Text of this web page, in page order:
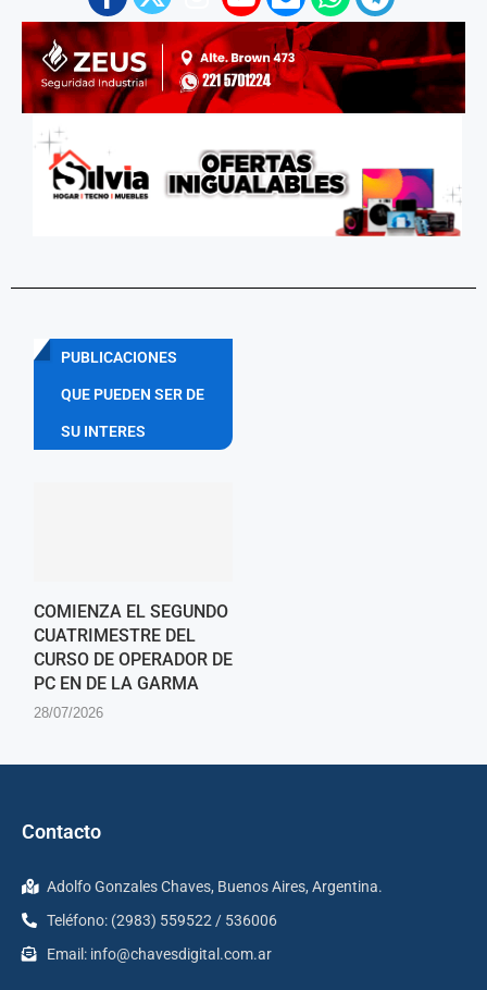
PUBLICACIONES
QUE PUEDEN SER DE
SU INTERES
COMIENZA EL SEGUNDO
CUATRIMESTRE DEL
CURSO DE OPERADOR DE
PC EN DE LA GARMA
28/07/2026
Contacto
Adolfo Gonzales Chaves, Buenos Aires, Argentina.
Teléfono: (2983) 559522 / 536006
Email: info@chavesdigital.com.ar